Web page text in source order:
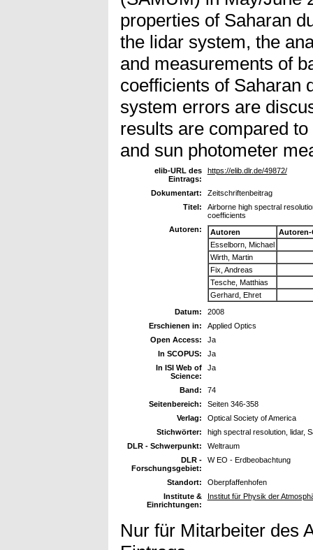
properties of Saharan
the lidar system, the
and measurements of
coefficients of Saharan
system errors are
results are compared
and sun photometer
elib-URL des
Eintrags:
https://elib.dlr.de/49872/
Dokumentart:
Zeitschriftenbeitrag
Titel:
Airborne high spectral
coefficients
Autoren:
Autoren
Autoren-
Esselborn, Michael
Wirth, Martin
Fix, Andreas
Tesche, Matthias
Gerhard, Ehret
Datum:
2008
Erschienen in:
Applied Optics
Open Access:
Ja
In SCOPUS:
Ja
In ISI Web of
Science:
Ja
Band:
74
Seitenbereich:
Seiten 346-358
Verlag:
Optical Society of America
Stichwörter:
high spectral resolution, lidar,
DLR - Schwerpunkt:
Weltraum
DLR -
Forschungsgebiet:
W EO - Erdbeobachtung
Standort:
Oberpfaffenhofen
Institute &
Einrichtungen:
Institut für Physik der
Nur für Mitarbeiter des